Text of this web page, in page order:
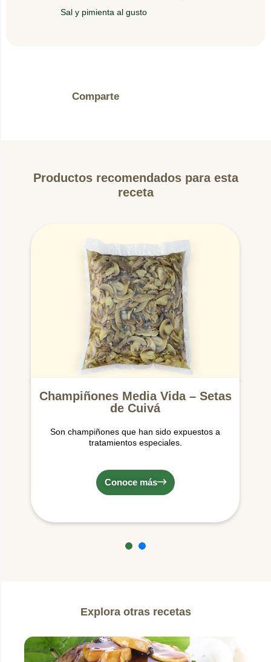
Sal y pimienta al gusto
al gusto.
Comparte
Productos recomendados para esta
receta
Champiñones Media Vida – Setas
de Cuivá
Son champiñones que han sido expuestos a
tratamientos especiales.
Conoce más
Explora otras recetas